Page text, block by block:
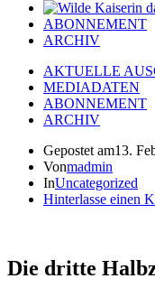
ABONNEMENT
ARCHIV
AKTUELLE
MEDIADATEN
ABONNEMENT
ARCHIV
Gepostet am13.
Vonmadmin
InUncategorized
Hinterlasse einen
Die dritte